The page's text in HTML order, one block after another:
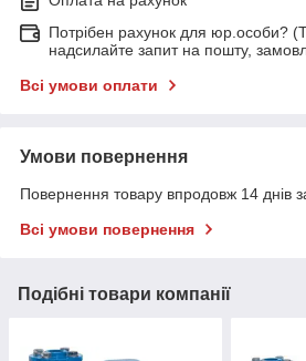
Потрібен рахунок для юр.особи?
надсилайте запит на пошту,
Всі умови оплати
Умови повернення
Повернення товару впродовж 14 днів
Всі умови повернення
Подібні товари компанії